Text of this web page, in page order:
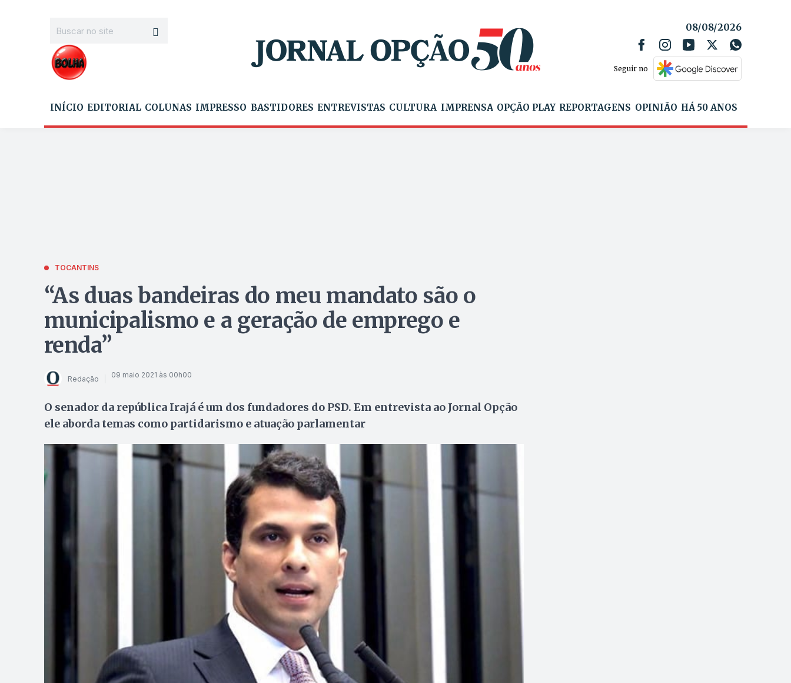
08/08/2026
Seguir no
INÍCIO EDITORIAL COLUNAS IMPRESSO BASTIDORES ENTREVISTAS CULTURA IMPRENSA OPÇÃO PLAY REPORTAGENS OPINIÃO HÁ 50 ANOS
TOCANTINS
“As duas bandeiras do meu mandato são o
municipalismo e a geração de emprego e
renda”
Redação 09 maio 2021 às 00h00
O senador da república Irajá é um dos fundadores do PSD. Em entrevista ao Jornal Opção
ele aborda temas como partidarismo e atuação parlamentar